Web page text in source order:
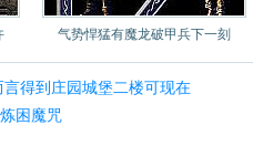
气势悍猛有魔龙破甲兵下一刻
得到庄园城堡二楼可现在
困魔咒